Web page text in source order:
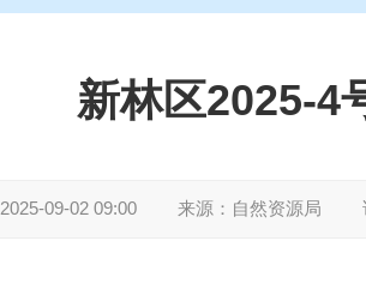
新林区2025-4
2025-09-02 09:00 来源： 自然资源局